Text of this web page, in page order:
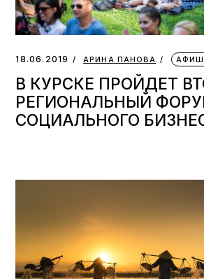
18.06.2019 АРИНА ПАНОВА
В КУРСКЕ ПРОЙДЕТ
РЕГИОНАЛЬНЫЙ
СОЦИАЛЬНОГО